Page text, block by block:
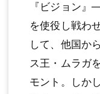
『ビジョン』
を使役し戦わ
して、他国か
ス王・ムラガ
モント。しか